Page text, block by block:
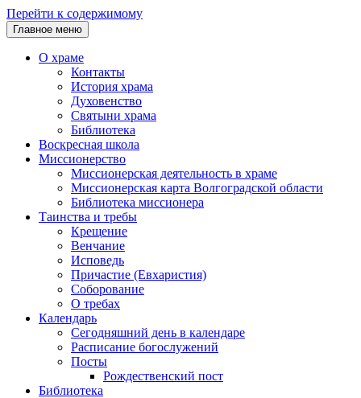
Перейти к содержимому
Главное меню
О храме
Контакты
История храма
Духовенство
Святыни храма
Библиотека
Воскресная школа
Миссионерство
Миссионерская деятельность в храме
Миссионерская карта Волгоградской области
Библиотека миссионера
Таинства и требы
Крещение
Венчание
Исповедь
Причастие (Евхаристия)
Соборование
О требах
Календарь
Сегодняшний день в календаре
Расписание богослужений
Посты
Рождественский пост
Библиотека